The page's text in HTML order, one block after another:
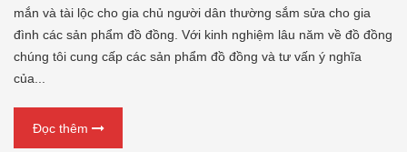
mắn và tài lộc cho gia chủ người dân thường sắm sửa cho gia
đình các sản phẩm đồ đồng. Với kinh nghiệm lâu năm về đồ đồng
chúng tôi cung cấp các sản phẩm đồ đồng và tư vấn ý nghĩa
của...
Đọc thêm